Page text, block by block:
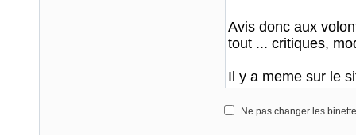
Ne pas changer les